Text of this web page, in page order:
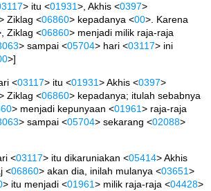
> itu <01931>, Akhis <0397>
Ziklag <06860> kepadanya <00>. Karena
Ziklag <06860> menjadi milik raja-raja
> sampai <05704> hari <03117> ini
>]
<03117> itu <01931> Akhis <0397>
Ziklag <06860> kepadanya; itulah sebabnya
> menjadi kepunyaan <01961> raja-raja
> sampai <05704> sekarang <02088>
<03117> itu dikaruniakan <05414> Akhis
<06860> akan dia, inilah mulanya <03651>
> itu menjadi <01961> milik raja-raja <04428>